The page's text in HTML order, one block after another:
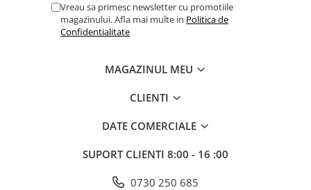
Vreau sa primesc newsletter cu promotiile
magazinului. Afla mai multe in Politica de
Confidentialitate
MAGAZINUL MEU
CLIENTI
DATE COMERCIALE
SUPORT CLIENTI 8:00 - 16 :00
0730 250 685